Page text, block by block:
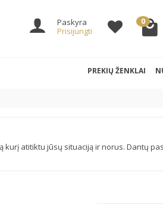
Paskyra
Prisijungti
0
PREKIŲ ŽENKLAI
atitiktu jūsų situaciją ir norus. Dantų